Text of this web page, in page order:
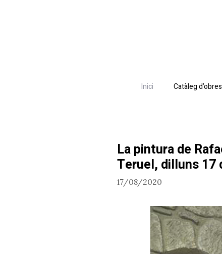
Inici Catàleg d’obres
La pintura de
Teruel, dilluns 17
17/08/2020